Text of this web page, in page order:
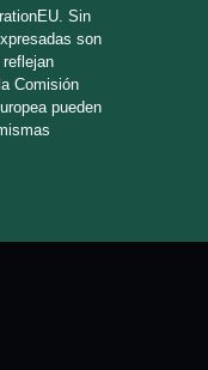
Sin
son
Comisión
pueden